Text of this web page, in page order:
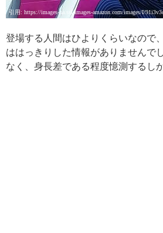
引用: https://images-na.ssl-images-amazon.com/images/I/
登場する人間はひよりくらいなので
ははっきりした情報がありませんで
なく、身長差である程度憶測するし